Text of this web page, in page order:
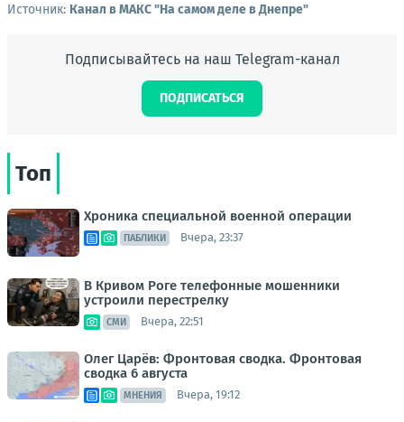
Источник: Канал в МАКС "На самом деле в Днепре"
Подписывайтесь на наш Telegram-канал
ПОДПИСАТЬСЯ
Топ
Хроника специальной военной операции
ПАБЛИКИ Вчера, 23:37
В Кривом Роге телефонные мошенники
устроили перестрелку
СМИ Вчера, 22:51
Олег Царёв: Фронтовая сводка. Фронтовая
сводка 6 августа
МНЕНИЯ Вчера, 19:12